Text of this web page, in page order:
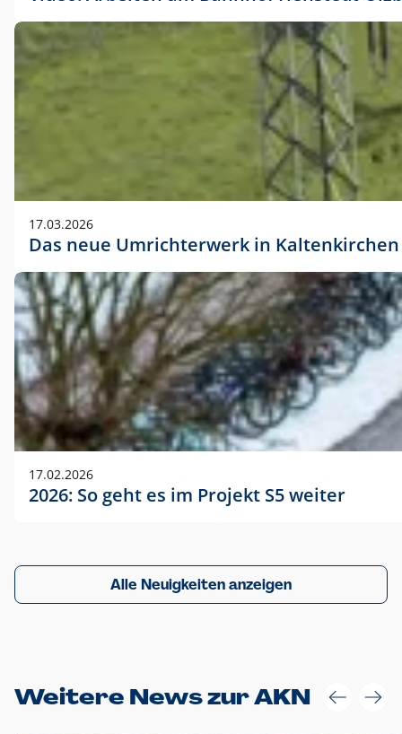
17.03.2026
Das neue Umrichterwerk in Kaltenkirchen
17.02.2026
2026: So geht es im Projekt S5 weiter
Alle Neuigkeiten anzeigen
Weitere News zur AKN